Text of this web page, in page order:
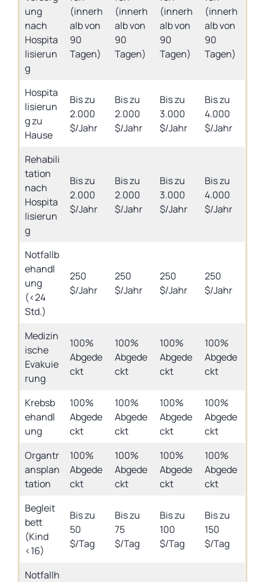
ung
nach
Hospita
lisierun
g
(innerh
alb von
90
Tagen)
(innerh
alb von
90
Tagen)
(innerh
alb von
90
Tagen)
(innerh
alb von
90
Tagen)
Hospita
lisierun
g zu
Hause
Bis zu
2.000
$/Jahr
Bis zu
2.000
$/Jahr
Bis zu
3.000
$/Jahr
Bis zu
4.000
$/Jahr
Rehabili
tation
nach
Hospita
lisierun
g
Bis zu
2.000
$/Jahr
Bis zu
2.000
$/Jahr
Bis zu
3.000
$/Jahr
Bis zu
4.000
$/Jahr
Notfallb
ehandl
ung
(<24
Std.)
250
$/Jahr
250
$/Jahr
250
$/Jahr
250
$/Jahr
Medizin
ische
Evakuie
rung
100%
Abgede
ckt
100%
Abgede
ckt
100%
Abgede
ckt
100%
Abgede
ckt
Krebsb
ehandl
ung
100%
Abgede
ckt
100%
Abgede
ckt
100%
Abgede
ckt
100%
Abgede
ckt
Organtr
ansplan
tation
100%
Abgede
ckt
100%
Abgede
ckt
100%
Abgede
ckt
100%
Abgede
ckt
Begleit
bett
(Kind
<16)
Bis zu
50
$/Tag
Bis zu
75
$/Tag
Bis zu
100
$/Tag
Bis zu
150
$/Tag
Notfallh